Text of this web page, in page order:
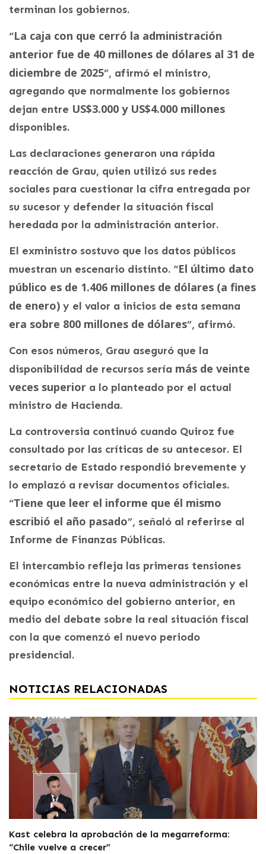
terminan los gobiernos.
“La caja con que cerró la administración
anterior fue de 40 millones de dólares al 31 de
diciembre de 2025”, afirmó el ministro,
agregando que normalmente los gobiernos
dejan entre US$3.000 y US$4.000 millones
disponibles.
Las declaraciones generaron una rápida
reacción de Grau, quien utilizó sus redes
sociales para cuestionar la cifra entregada por
su sucesor y defender la situación fiscal
heredada por la administración anterior.
El exministro sostuvo que los datos públicos
muestran un escenario distinto. “El último dato
público es de 1.406 millones de dólares (a fines
de enero) y el valor a inicios de esta semana
era sobre 800 millones de dólares”, afirmó.
Con esos números, Grau aseguró que la
disponibilidad de recursos sería más de veinte
veces superior a lo planteado por el actual
ministro de Hacienda.
La controversia continuó cuando Quiroz fue
consultado por las críticas de su antecesor. El
secretario de Estado respondió brevemente y
lo emplazó a revisar documentos oficiales.
“Tiene que leer el informe que él mismo
escribió el año pasado”, señaló al referirse al
Informe de Finanzas Públicas.
El intercambio refleja las primeras tensiones
económicas entre la nueva administración y el
equipo económico del gobierno anterior, en
medio del debate sobre la real situación fiscal
con la que comenzó el nuevo periodo
presidencial.
NOTICIAS RELACIONADAS
Kast celebra la aprobación de la megarreforma:
“Chile vuelve a crecer”